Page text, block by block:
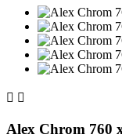
 
Alex Chrom 760